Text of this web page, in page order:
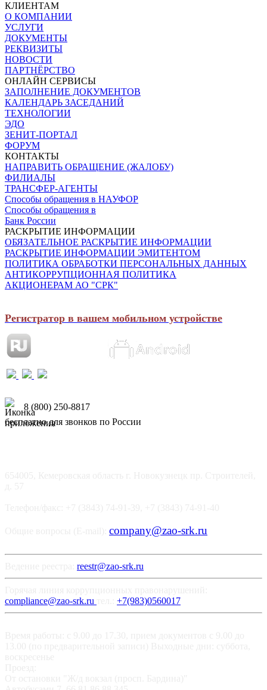
КЛИЕНТАМ
О КОМПАНИИ
УСЛУГИ
ДОКУМЕНТЫ
РЕКВИЗИТЫ
НОВОСТИ
ПАРТНЁРСТВО
ОНЛАЙН СЕРВИСЫ
ЗАПОЛНЕНИЕ ДОКУМЕНТОВ
КАЛЕНДАРЬ ЗАСЕДАНИЙ
ТЕХНОЛОГИИ
ЭДО
ЗЕНИТ-ПОРТАЛ
ФОРУМ
КОНТАКТЫ
НАПРАВИТЬ ОБРАЩЕНИЕ (ЖАЛОБУ)
ФИЛИАЛЫ
ТРАНСФЕР-АГЕНТЫ
Способы обращения в НАУФОР
Способы обращения в
Банк России
РАСКРЫТИЕ ИНФОРМАЦИИ
ОБЯЗАТЕЛЬНОЕ РАСКРЫТИЕ ИНФОРМАЦИИ
РАСКРЫТИЕ ИНФОРМАЦИИ ЭМИТЕНТОМ
ПОЛИТИКА ОБРАБОТКИ ПЕРСОНАЛЬНЫХ ДАННЫХ
АНТИКОРРУПЦИОННАЯ ПОЛИТИКА
АКЦИОНЕРАМ АО "СРК"
Регистратор в вашем мобильном устройстве
8 (800) 250-8817
бесплатно для звонков по России
company@zao-srk.ru
reestr@zao-srk.ru
compliance@zao-srk.ru
+7(983)0560017